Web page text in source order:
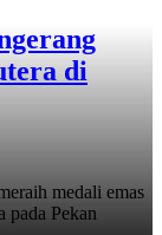
di
medali emas
pada Pekan